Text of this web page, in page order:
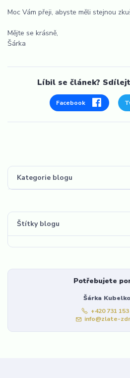
Kategorie blogu
Štítky blogu
Potřebujete
Šárka
+420 731
info@zlate-
Moc Vám přeji, abyste měli stejnou
Mějte se krásně,
Šárka
Líbil se článek?
Facebook